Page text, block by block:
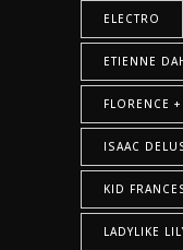
ELECTRO
ETIENNE
FLORENCE
ISAAC
KID
LADYLIKE